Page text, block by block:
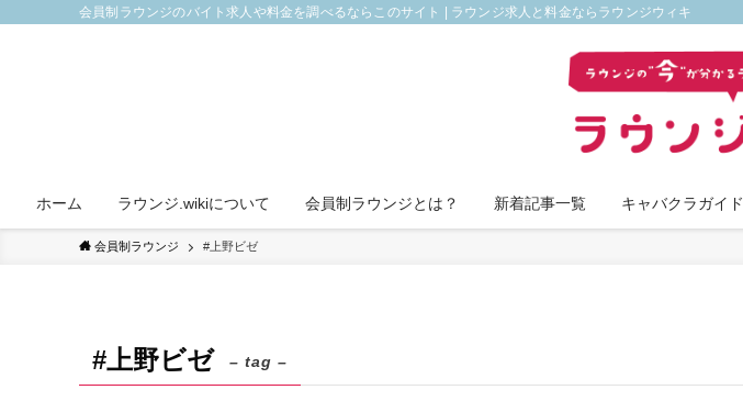
会員制ラウンジのバイト求人や料金を調べるならこのサイト | ラウンジ求人と料金ならラウンジウィキ
ホーム ラウンジ.wikiについて 会員制ラウンジとは？ 新着記事一覧 キャバクラガイド
会員制ラウンジ #上野ビゼ
#上野ビゼ – tag –